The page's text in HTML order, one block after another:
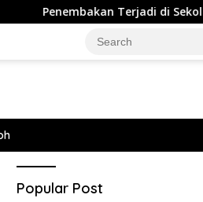
Terjadi di Sekolah Thailand, 2
Popular Post